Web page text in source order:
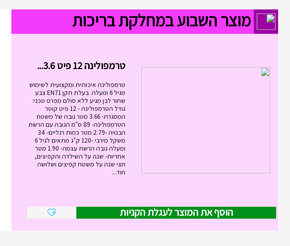
מוצר השבוע במחלקת בריכות
טרמפולינה 12 פיט 3.6...
טרמפולינה איכותית ומקצועית לשימוש
מגיל 6 ומעלה. בעלת תקן EN71 צבע
שחור לבן מגיע ללא סולם מפרט טכני:
גודל הטרמפולינה - 12 פיט קוטר
המסגרת- 3.66 מטר גובה של משטח
הטרמפולינה- 89 ס"מ הגובה עם הרשת
הבנויה -2.79 מטר כמות רגליים- 34
משקל מירבי -120 ק"ג מתאים לגיל 6
ומעלה גובה הרשת עצמה- 1.90 מטר
אחריות- שנה על השילדה והקפיצים,
חצי שנה על משטח קפיצים ושלושה
חוד...
הוסף את המוצר לעגלת הקניות